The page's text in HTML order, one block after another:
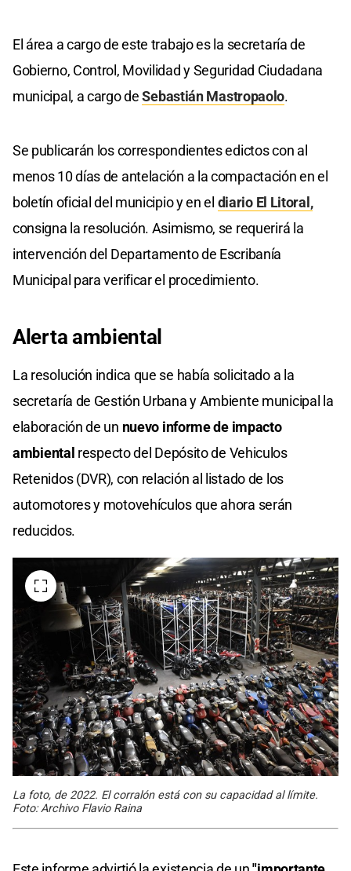
El área a cargo de este trabajo es la secretaría de
Gobierno, Control, Movilidad y Seguridad Ciudadana
municipal, a cargo deSebastián Mastropaolo.
Se publicarán los correspondientes edictos con al
menos 10 días de antelación a la compactación en el
boletín oficial del municipio y en el diario El Litoral,
consigna la resolución. Asimismo, se requerirá la
intervención del Departamento de Escribanía
Municipal para verificar el procedimiento.
Alerta ambiental
La resolución indica que se había solicitado a la
secretaría de Gestión Urbana y Ambiente municipal la
elaboración de un nuevo informe de impacto
ambiental respecto del Depósito de Vehiculos
Retenidos (DVR), con relación al listado de los
automotores y motovehículos que ahora serán
reducidos.
La foto, de 2022. El corralón está con su capacidad al límite.
Foto: Archivo Flavio Raina